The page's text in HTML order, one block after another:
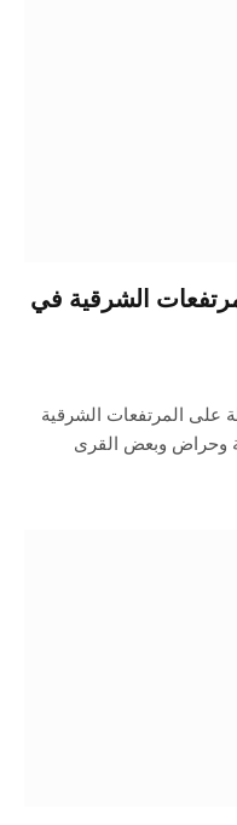
الشرقية في
على المرتفعات الشرقية
وحراض وبعض القرى